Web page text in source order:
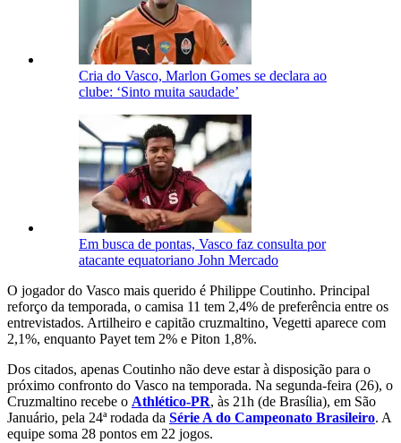
Cria do Vasco, Marlon Gomes se declara ao
clube: ‘Sinto muita saudade’
Em busca de pontas, Vasco faz consulta por
atacante equatoriano John Mercado
O jogador do Vasco mais querido é Philippe Coutinho. Principal
reforço da temporada, o camisa 11 tem 2,4% de preferência entre os
entrevistados. Artilheiro e capitão cruzmaltino, Vegetti aparece com
2,1%, enquanto Payet tem 2% e Piton 1,8%.
Dos citados, apenas Coutinho não deve estar à disposição para o
próximo confronto do Vasco na temporada. Na segunda-feira (26), o
Cruzmaltino recebe o Athlético-PR, às 21h (de Brasília), em São
Januário, pela 24ª rodada da Série A do Campeonato Brasileiro. A
equipe soma 28 pontos em 22 jogos.